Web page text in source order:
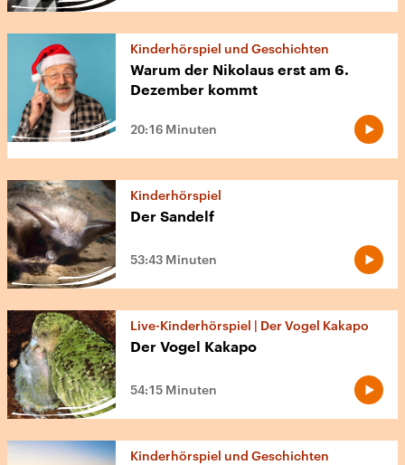
Kinderhörspiel und Geschichten
Warum der Nikolaus erst am 6.
Dezember kommt
20:16 Minuten
Kinderhörspiel
Der Sandelf
53:43 Minuten
Live-Kinderhörspiel | Der Vogel Kakapo
Der Vogel Kakapo
54:15 Minuten
Kinderhörspiel und Geschichten